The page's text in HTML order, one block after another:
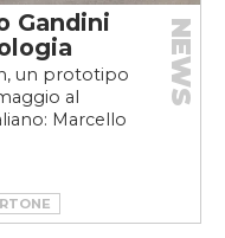
Gandini
un prototipo
al
Marcello
NEWS